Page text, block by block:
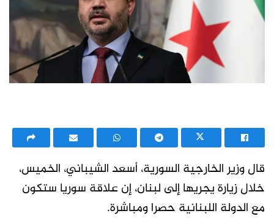
قال وزير الخارجية السورية، أسعد الشيباني، الخميس،
خلال زيارة يجريها إلى لبنان، إن علاقة سوريا ستكون
مع الدولة اللبنانية حصرا ومباشرة.